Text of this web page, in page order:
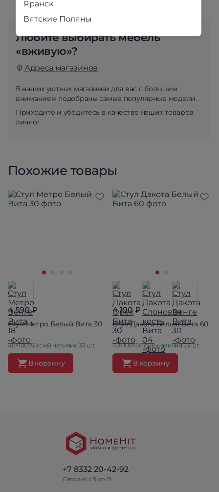
Любите выбирать мебель
«вживую»?
Адреса магазинов
В наших уютных магазинах для вас с большим
вниманием подобраны самые популярные модели.
Приходите и убедитесь в качестве наших товаров
лично!
Похожие товары
4 590 ₽
Стул Метро Белый Вита 30
40×100×50 смВ наличии 33 шт.
В корзину
4 190 ₽
Стул Дакота Белый Вита 60
40×100×50 смВ наличии 23 шт.
В корзину
Яранск
Вятские Поляны
+7 8332 20-42-92
Сегодня с 9 до 19